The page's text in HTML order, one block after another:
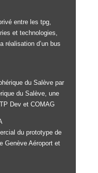
entre les tpg,
et technologies,
réalisation d’un bus
du Salève par
du Salève, une
Dev et COMAG
du prototype de
Genève Aéroport et